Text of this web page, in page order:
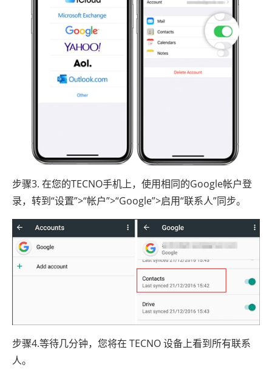
步骤3. 在您的TECNO手机上，使用相同的Google帐户登
录，转到“设置”>“帐户”>“Google”>启用“联系人”同步。
步骤4.等待几分钟，您将在 TECNO 设备上看到所有联系
人。